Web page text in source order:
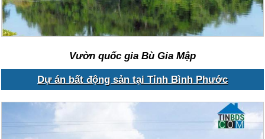
Vườn quốc gia Bù Gia Mập
Dự án bất động sản tại Tỉnh Bình Phước